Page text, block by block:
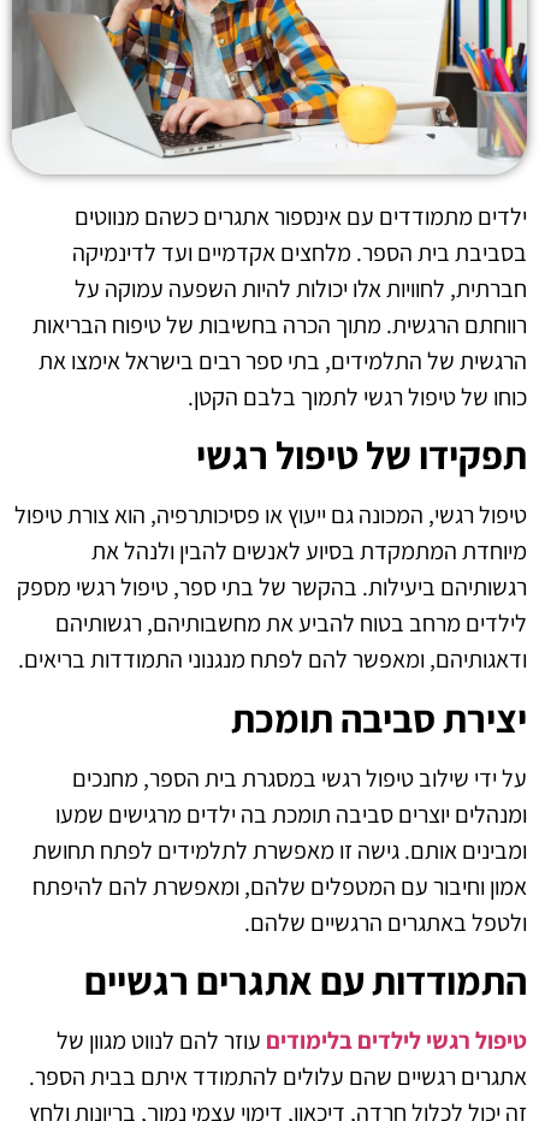
ילדים מתמודדים עם אינספור אתגרים כשהם מנווטים
בסביבת בית הספר. מלחצים אקדמיים ועד לדינמיקה
חברתית, לחוויות אלו יכולות להיות השפעה עמוקה על
רווחתם הרגשית. מתוך הכרה בחשיבות של טיפוח הבריאות
הרגשית של התלמידים, בתי ספר רבים בישראל אימצו את
כוחו של טיפול רגשי לתמוך בלבם הקטן.
תפקידו של טיפול רגשי
טיפול רגשי, המכונה גם ייעוץ או פסיכותרפיה, הוא צורת טיפול
מיוחדת המתמקדת בסיוע לאנשים להבין ולנהל את
רגשותיהם ביעילות. בהקשר של בתי ספר, טיפול רגשי מספק
לילדים מרחב בטוח להביע את מחשבותיהם, רגשותיהם
ודאגותיהם, ומאפשר להם לפתח מנגנוני התמודדות בריאים.
יצירת סביבה תומכת
על ידי שילוב טיפול רגשי במסגרת בית הספר, מחנכים
ומנהלים יוצרים סביבה תומכת בה ילדים מרגישים שמעו
ומבינים אותם. גישה זו מאפשרת לתלמידים לפתח תחושת
אמון וחיבור עם המטפלים שלהם, ומאפשרת להם להיפתח
ולטפל באתגרים הרגשיים שלהם.
התמודדות עם אתגרים רגשיים
טיפול רגשי לילדים בלימודים עוזר להם לנווט מגוון של
אתגרים רגשיים שהם עלולים להתמודד איתם בבית הספר.
זה יכול לכלול חרדה, דיכאון, דימוי עצמי נמוך, בריונות ולחץ